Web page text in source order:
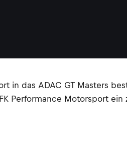
in das ADAC GT Masters
Motorsport ein